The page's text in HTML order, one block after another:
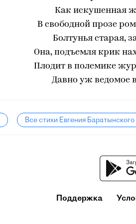
Как искушенная
В свободной прозе
Болтунья старая,
Она, подъемля крик
Плодит в полемике
Давно уж ведомое
Все стихи Евгения Баратынского
Поддержка